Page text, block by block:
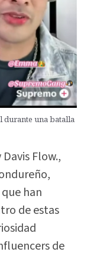
durante una batalla
Flow.,
han
de estas
de